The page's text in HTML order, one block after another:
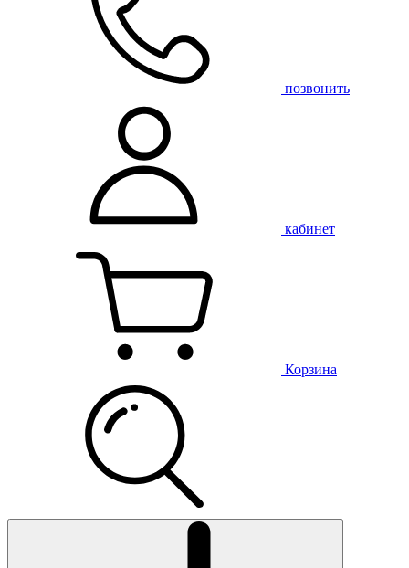
позвонить
кабинет
Корзина